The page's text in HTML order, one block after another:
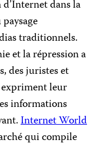
dans la
traditionnels.
et la répression a
des juristes et
expriment leur
informations
Internet World
qui compile